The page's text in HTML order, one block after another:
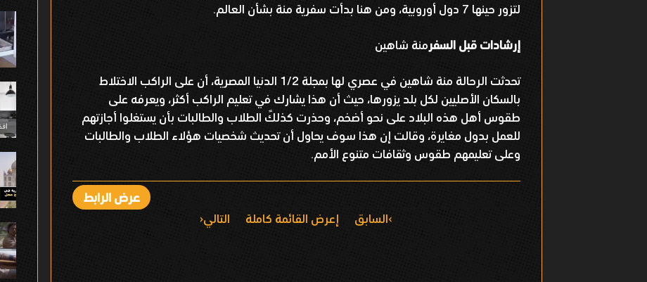
لتزور حينها 7 دول أوروبية، ومن هنا بدأت سفرية منة بشأن العالم.
إرشادات قبل السفرمنة شاهين
تحدثت الرحالة منة شاهين في عصري لها بمجلة 1/2 الدنيا المصرية، أن على الراكب الاختلاط
بالسكان الأصليين لكل بلد يزورها، حيث أن هذا يشارك في تعليم الراكب أكثر، ويعرفه على
طقوس أهل هذه البلاد على نحو أضخم، وحذرت كذلكً الطلاب والطالبات بأن يستغلوا أجازتهم
للعمل بدول مغايرة، وقالت إن هذا سوف يحاول أن تحديث شخصيات هؤلاء الطلاب والطالبات
وعلى تعليمهم طقوس وثقافات متنوع الأمم.
عرض الرابط
السابق إعرض القائمة كاملة التالي